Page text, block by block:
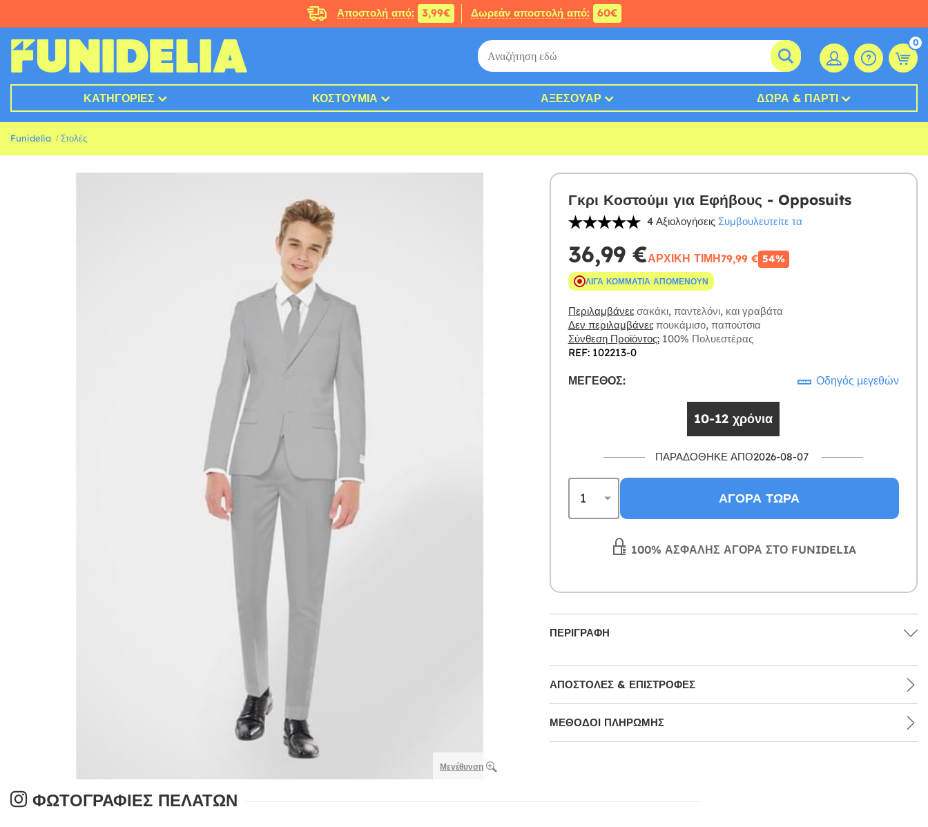
Αποστολή από: 3,99€ Δωρεάν αποστολή από: 60€
0
ΚΑΤΗΓΟΡΊΕΣ ΚΟΣΤΟΎΜΙΑ ΑΞΕΣΟΥΆΡ ΔΏΡΑ & ΠΆΡΤΙ
Funidelia Στολές
Μεγέθυνση
Γκρι Κοστούμι για Εφήβους - Opposuits
4 Αξιολογήσεις Συμβουλευτείτε τα
36,99 €ΑΡΧΙΚΉ ΤΙΜΉ79,99 € 54%
ΛΊΓΑ ΚΟΜΜΆΤΙΑ ΑΠΟΜΈΝΟΥΝ
Περιλαμβάνει:σακάκι, παντελόνι, και γραβάτα
Δεν περιλαμβάνει:πουκάμισο, παπούτσια
Σύνθεση Προϊόντος:100% Πολυεστέρας
REF: 102213-0
ΜΈΓΕΘΟΣ: Οδηγός μεγεθών
10-12 χρόνια
ΠΑΡΑΔΌΘΗΚΕ ΑΠΌ2026-08-07
ΑΓΟΡΆ ΤΏΡΑ
100% ΑΣΦΑΛΉΣ ΑΓΟΡΆ ΣΤΟ FUNIDELIA
ΠΕΡΙΓΡΑΦΉ
ΑΠΟΣΤΟΛΈΣ & ΕΠΙΣΤΡΟΦΈΣ
ΜΕΘΌΔΟΙ ΠΛΗΡΩΜΉΣ
ΦΩΤΟΓΡΑΦΊΕΣ ΠΕΛΑΤΏΝ